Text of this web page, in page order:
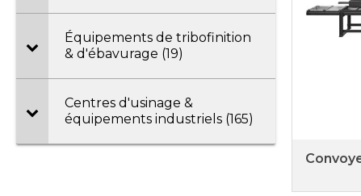
Équipements de tribofinition
& d'ébavurage (19)
Centres d'usinage &
équipements industriels (165)